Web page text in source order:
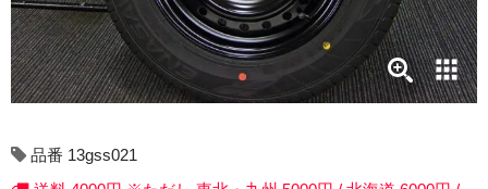
19インチ：冬タイヤホイール
20インチ：冬タイヤホイール
品番 13gss021